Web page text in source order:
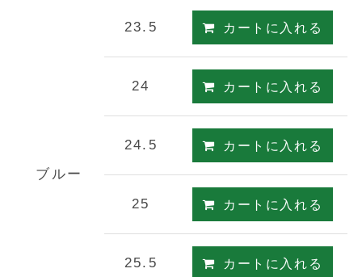
ブルー
23.5 カートに入れる
24 カートに入れる
24.5 カートに入れる
25 カートに入れる
25.5 カートに入れる